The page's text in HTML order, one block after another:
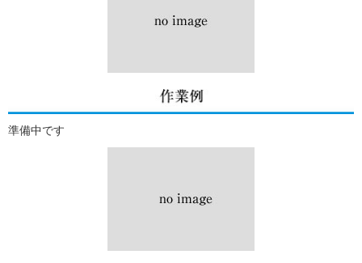
準備中です